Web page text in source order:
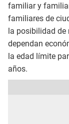
familiar y
familiares de
la posibilidad de
dependan
la edad límite
años.